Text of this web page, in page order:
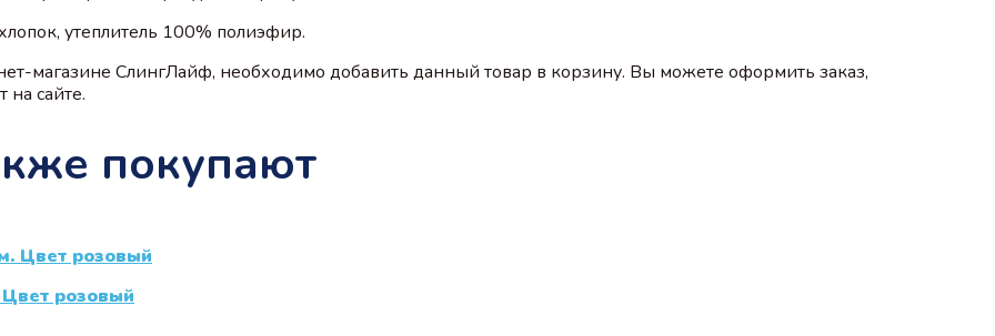
утеплитель 100% полиэфир.
магазине СлингЛайф, необходимо добавить данный товар в корзину. Вы можете оформить заказ,
на сайте.
покупают
розовый